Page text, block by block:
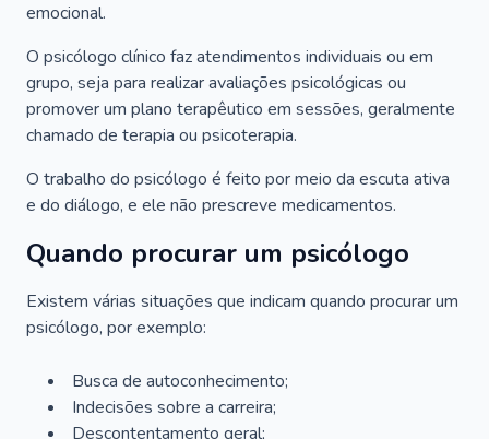
emocional.
O psicólogo clínico faz atendimentos individuais ou em
grupo, seja para realizar avaliações psicológicas ou
promover um plano terapêutico em sessões, geralmente
chamado de terapia ou psicoterapia.
O trabalho do psicólogo é feito por meio da escuta ativa
e do diálogo, e ele não prescreve medicamentos.
Quando procurar um psicólogo
Existem várias situações que indicam quando procurar um
psicólogo, por exemplo:
Busca de autoconhecimento;
Indecisões sobre a carreira;
Descontentamento geral;